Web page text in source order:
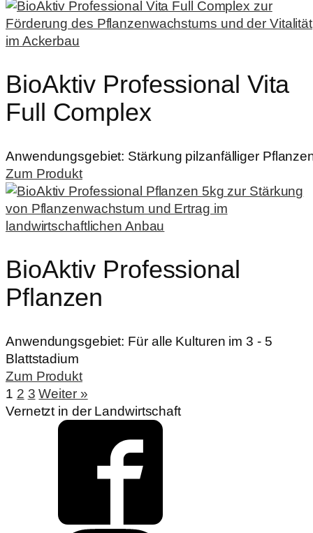
BioAktiv Professional Vita
Full Complex
Anwendungsgebiet: Stärkung pilzanfälliger
Zum Produkt
BioAktiv Professional
Pflanzen
Anwendungsgebiet: Für alle Kulturen im 3 - 5
Blattstadium
Zum Produkt
1 2 3 Weiter »
Vernetzt in der Landwirtschaft